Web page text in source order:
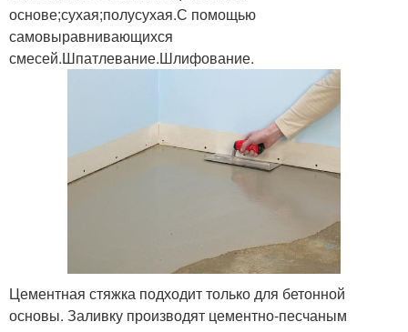
основе;сухая;полусухая.С помощью
самовыравнивающихся
смесей.Шпатлевание.Шлифование.
Цементная стяжка подходит только для бетонной
основы. Заливку производят цементно-песчаным